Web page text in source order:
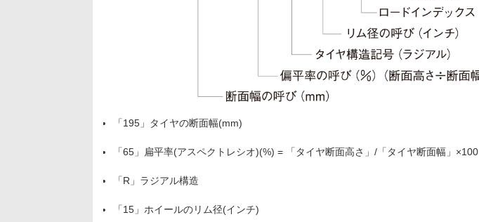
「195」タイヤの断面幅(mm)
「65」扁平率(アスペクトレシオ)(%) = 「タイヤ断面高さ」/「タイヤ断面幅」×100
「R」ラジアル構造
「15」ホイールのリム径(インチ)